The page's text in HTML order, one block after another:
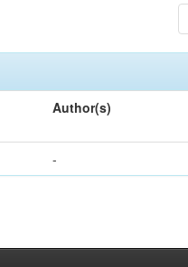
Author(s)
-